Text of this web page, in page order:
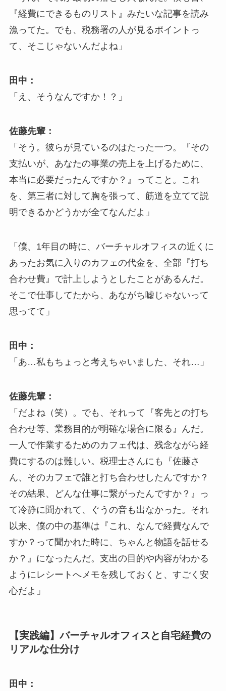
『経費にできるものリスト』みたいな記事を読み
漁ってた。でも、税務署の人が見るポイントっ
て、そこじゃないんだよね」
田中：
「え、そうなんですか！？」
佐藤先輩：
「そう。彼らが見ているのはたった一つ。『その
支払いが、あなたの事業の売上を上げるために、
本当に必要だったんですか？』ってこと。これ
を、第三者に対して胸を張って、筋道を立てて説
明できるかどうかが全てなんだよ」
「僕、1年目の時に、バーチャルオフィスの近くに
あったお気に入りのカフェの代金を、全部『打ち
合わせ費』で計上しようとしたことがあるんだ。
そこで仕事してたから、あながち嘘じゃないって
思ってて」
田中：
「あ…私もちょっと考えちゃいました、それ…」
佐藤先輩：
「だよね（笑）。でも、それって『客先との打ち
合わせ等、業務目的が明確な場合に限る』んだ。
一人で作業するためのカフェ代は、残念ながら経
費にするのは難しい。税理士さんにも『佐藤さ
ん、そのカフェで誰と打ち合わせしたんですか？
その結果、どんな仕事に繋がったんですか？』っ
て冷静に聞かれて、ぐうの音も出なかった。それ
以来、僕の中の基準は『これ、なんで経費なんで
すか？って聞かれた時に、ちゃんと物語を話せる
か？』になったんだ。支出の目的や内容がわかる
ようにレシートへメモを残しておくと、すごく安
心だよ」
【実践編】バーチャルオフィスと自宅経費の
リアルな仕分け
田中：